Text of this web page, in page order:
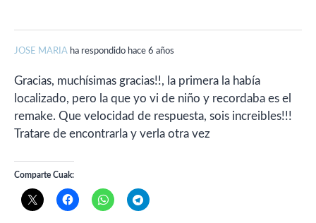
JOSE MARIA ha respondido hace 6 años
Gracias, muchísimas gracias!!, la primera la había
localizado, pero la que yo vi de niño y recordaba es el
remake. Que velocidad de respuesta, sois increibles!!!
Tratare de encontrarla y verla otra vez
Comparte Cuak: